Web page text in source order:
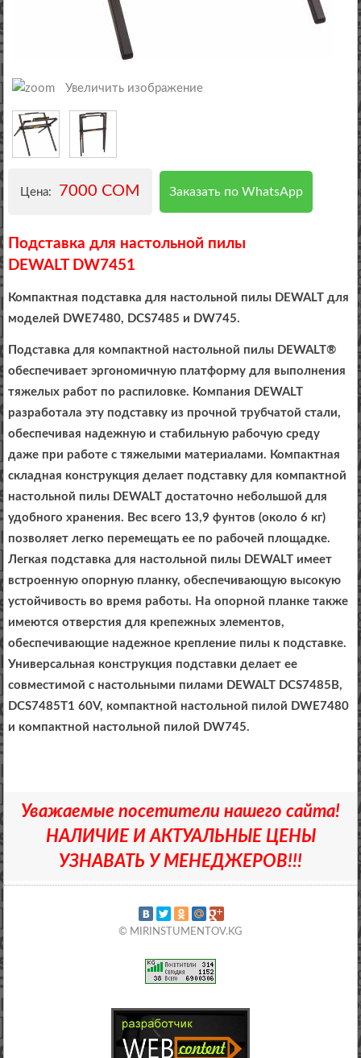
Увеличить изображение
Цена: 7000 COM Заказать по WhatsApp
Подставка для настольной пилы
DEWALT DW7451
Компактная подставка для настольной пилы DEWALT для
моделей DWE7480, DCS7485 и DW745.
Подставка для компактной настольной пилы DEWALT®
обеспечивает эргономичную платформу для выполнения
тяжелых работ по распиловке. Компания DEWALT
разработала эту подставку из прочной трубчатой ​​стали,
обеспечивая надежную и стабильную рабочую среду
даже при работе с тяжелыми материалами. Компактная
складная конструкция делает подставку для компактной
настольной пилы DEWALT достаточно небольшой для
удобного хранения. Вес всего 13,9 фунтов (около 6 кг)
позволяет легко перемещать ее по рабочей площадке.
Легкая подставка для настольной пилы DEWALT имеет
встроенную опорную планку, обеспечивающую высокую
устойчивость во время работы. На опорной планке также
имеются отверстия для крепежных элементов,
обеспечивающие надежное крепление пилы к подставке.
Универсальная конструкция подставки делает ее
совместимой с настольными пилами DEWALT DCS7485B,
DCS7485T1 60V, компактной настольной пилой DWE7480
и компактной настольной пилой DW745.
Уважаемые посетители нашего сайта!
НАЛИЧИЕ И АКТУАЛЬНЫЕ ЦЕНЫ
УЗНАВАТЬ У МЕНЕДЖЕРОВ!!!
© MIRINSTUMENTOV.KG